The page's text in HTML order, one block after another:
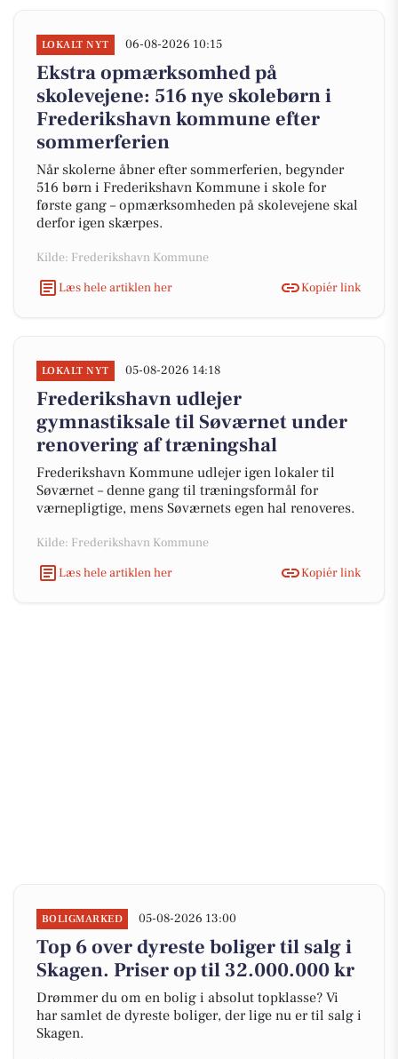
LOKALT NYT 06-08-2026 10:15
Ekstra opmærksomhed på
skolevejene: 516 nye skolebørn i
Frederikshavn kommune efter
sommerferien
Når skolerne åbner efter sommerferien, begynder
516 børn i Frederikshavn Kommune i skole for
første gang – opmærksomheden på skolevejene skal
derfor igen skærpes.
Kilde: Frederikshavn Kommune
Læs hele artiklen her
Kopiér link
LOKALT NYT 05-08-2026 14:18
Frederikshavn udlejer
gymnastiksale til Søværnet under
renovering af træningshal
Frederikshavn Kommune udlejer igen lokaler til
Søværnet – denne gang til træningsformål for
værnepligtige, mens Søværnets egen hal renoveres.
Kilde: Frederikshavn Kommune
Læs hele artiklen her
Kopiér link
BOLIGMARKED 05-08-2026 13:00
Top 6 over dyreste boliger til salg i
Skagen. Priser op til 32.000.000 kr
Drømmer du om en bolig i absolut topklasse? Vi
har samlet de dyreste boliger, der lige nu er til salg i
Skagen.